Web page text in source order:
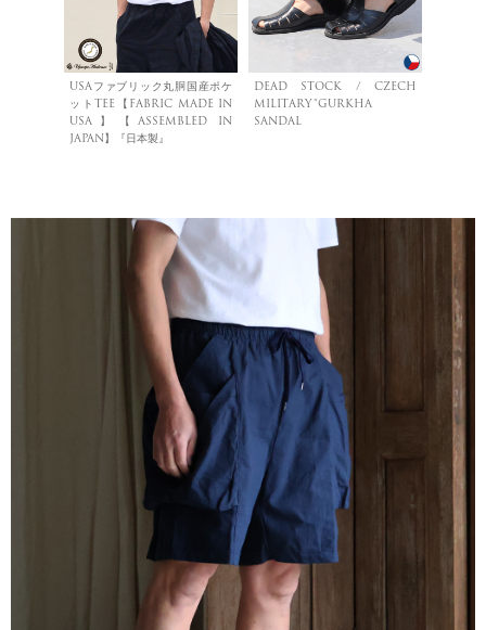
USAファブリック丸胴国産ポケ
ットTEE【FABRIC MADE IN
USA】【ASSEMBLED IN
JAPAN】『日本製』
DEAD STOCK / CZECH
MILITARY”GURKHA
SANDAL